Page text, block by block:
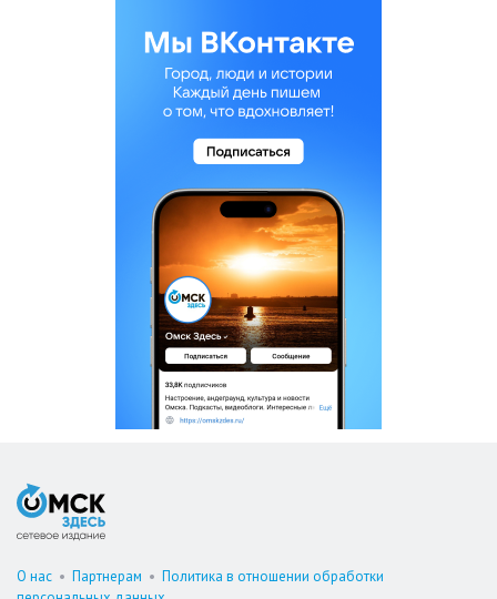
О нас • Партнерам • Политика в отношении обработки